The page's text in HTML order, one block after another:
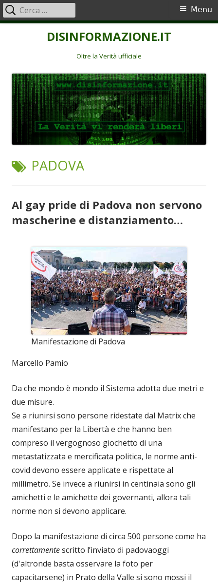
DISINFORMAZIONE.IT
Oltre la Verità ufficiale
Menu
principale
Menu
Ricerca
per:
TAG:
PADOVA
Al gay pride di Padova non servono
mascherine e distanziamento…
Manifestazione di Padova
Marcello Pamio
Da che mondo è mondo il Sistema adotta due metri e
due misure.
Se a riunirsi sono persone ridestate dal Matrix che
manifestano per la Libertà e che hanno ben
compreso il vergognoso giochetto di una
metastatizzata e mercificata politica, le norme anti-
covid devono essere applicate e rispettate al
millimetro. Se invece a riunirsi in centinaia sono gli
amichetti e le amichette dei governanti, allora tali
norme non si devono applicare.
Dopo la manifestazione di circa 500 persone come ha
correttamentescritto l’inviato di padovaoggi
(d'altronde basta osservare la foto per
capacitarsene) in Prato della Valle si sono mossi il